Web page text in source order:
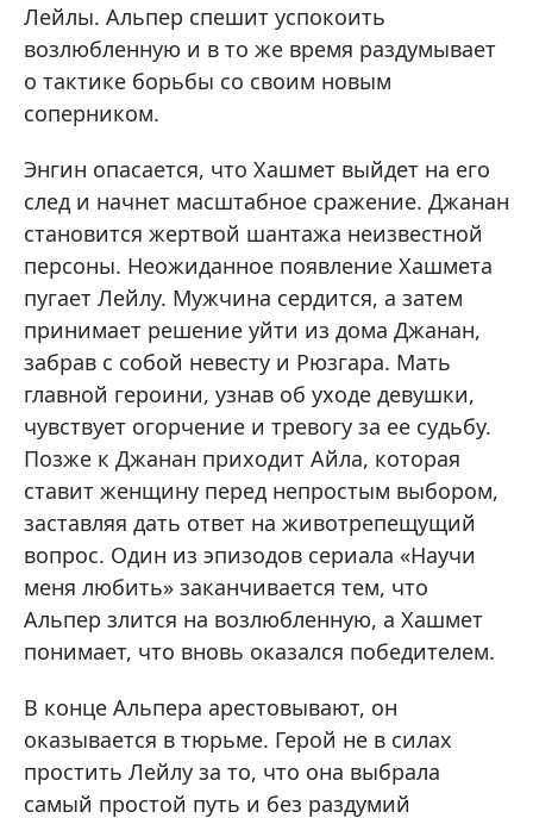
Лейлы. Альпер спешит успокоить
возлюбленную и в то же время раздумывает
о тактике борьбы со своим новым
соперником.
Энгин опасается, что Хашмет выйдет на его
след и начнет масштабное сражение. Джанан
становится жертвой шантажа неизвестной
персоны. Неожиданное появление Хашмета
пугает Лейлу. Мужчина сердится, а затем
принимает решение уйти из дома Джанан,
забрав с собой невесту и Рюзгара. Мать
главной героини, узнав об уходе девушки,
чувствует огорчение и тревогу за ее судьбу.
Позже к Джанан приходит Айла, которая
ставит женщину перед непростым выбором,
заставляя дать ответ на животрепещущий
вопрос. Один из эпизодов сериала «Научи
меня любить» заканчивается тем, что
Альпер злится на возлюбленную, а Хашмет
понимает, что вновь оказался победителем.
В конце Альпера арестовывают, он
оказывается в тюрьме. Герой не в силах
простить Лейлу за то, что она выбрала
самый простой путь и без раздумий